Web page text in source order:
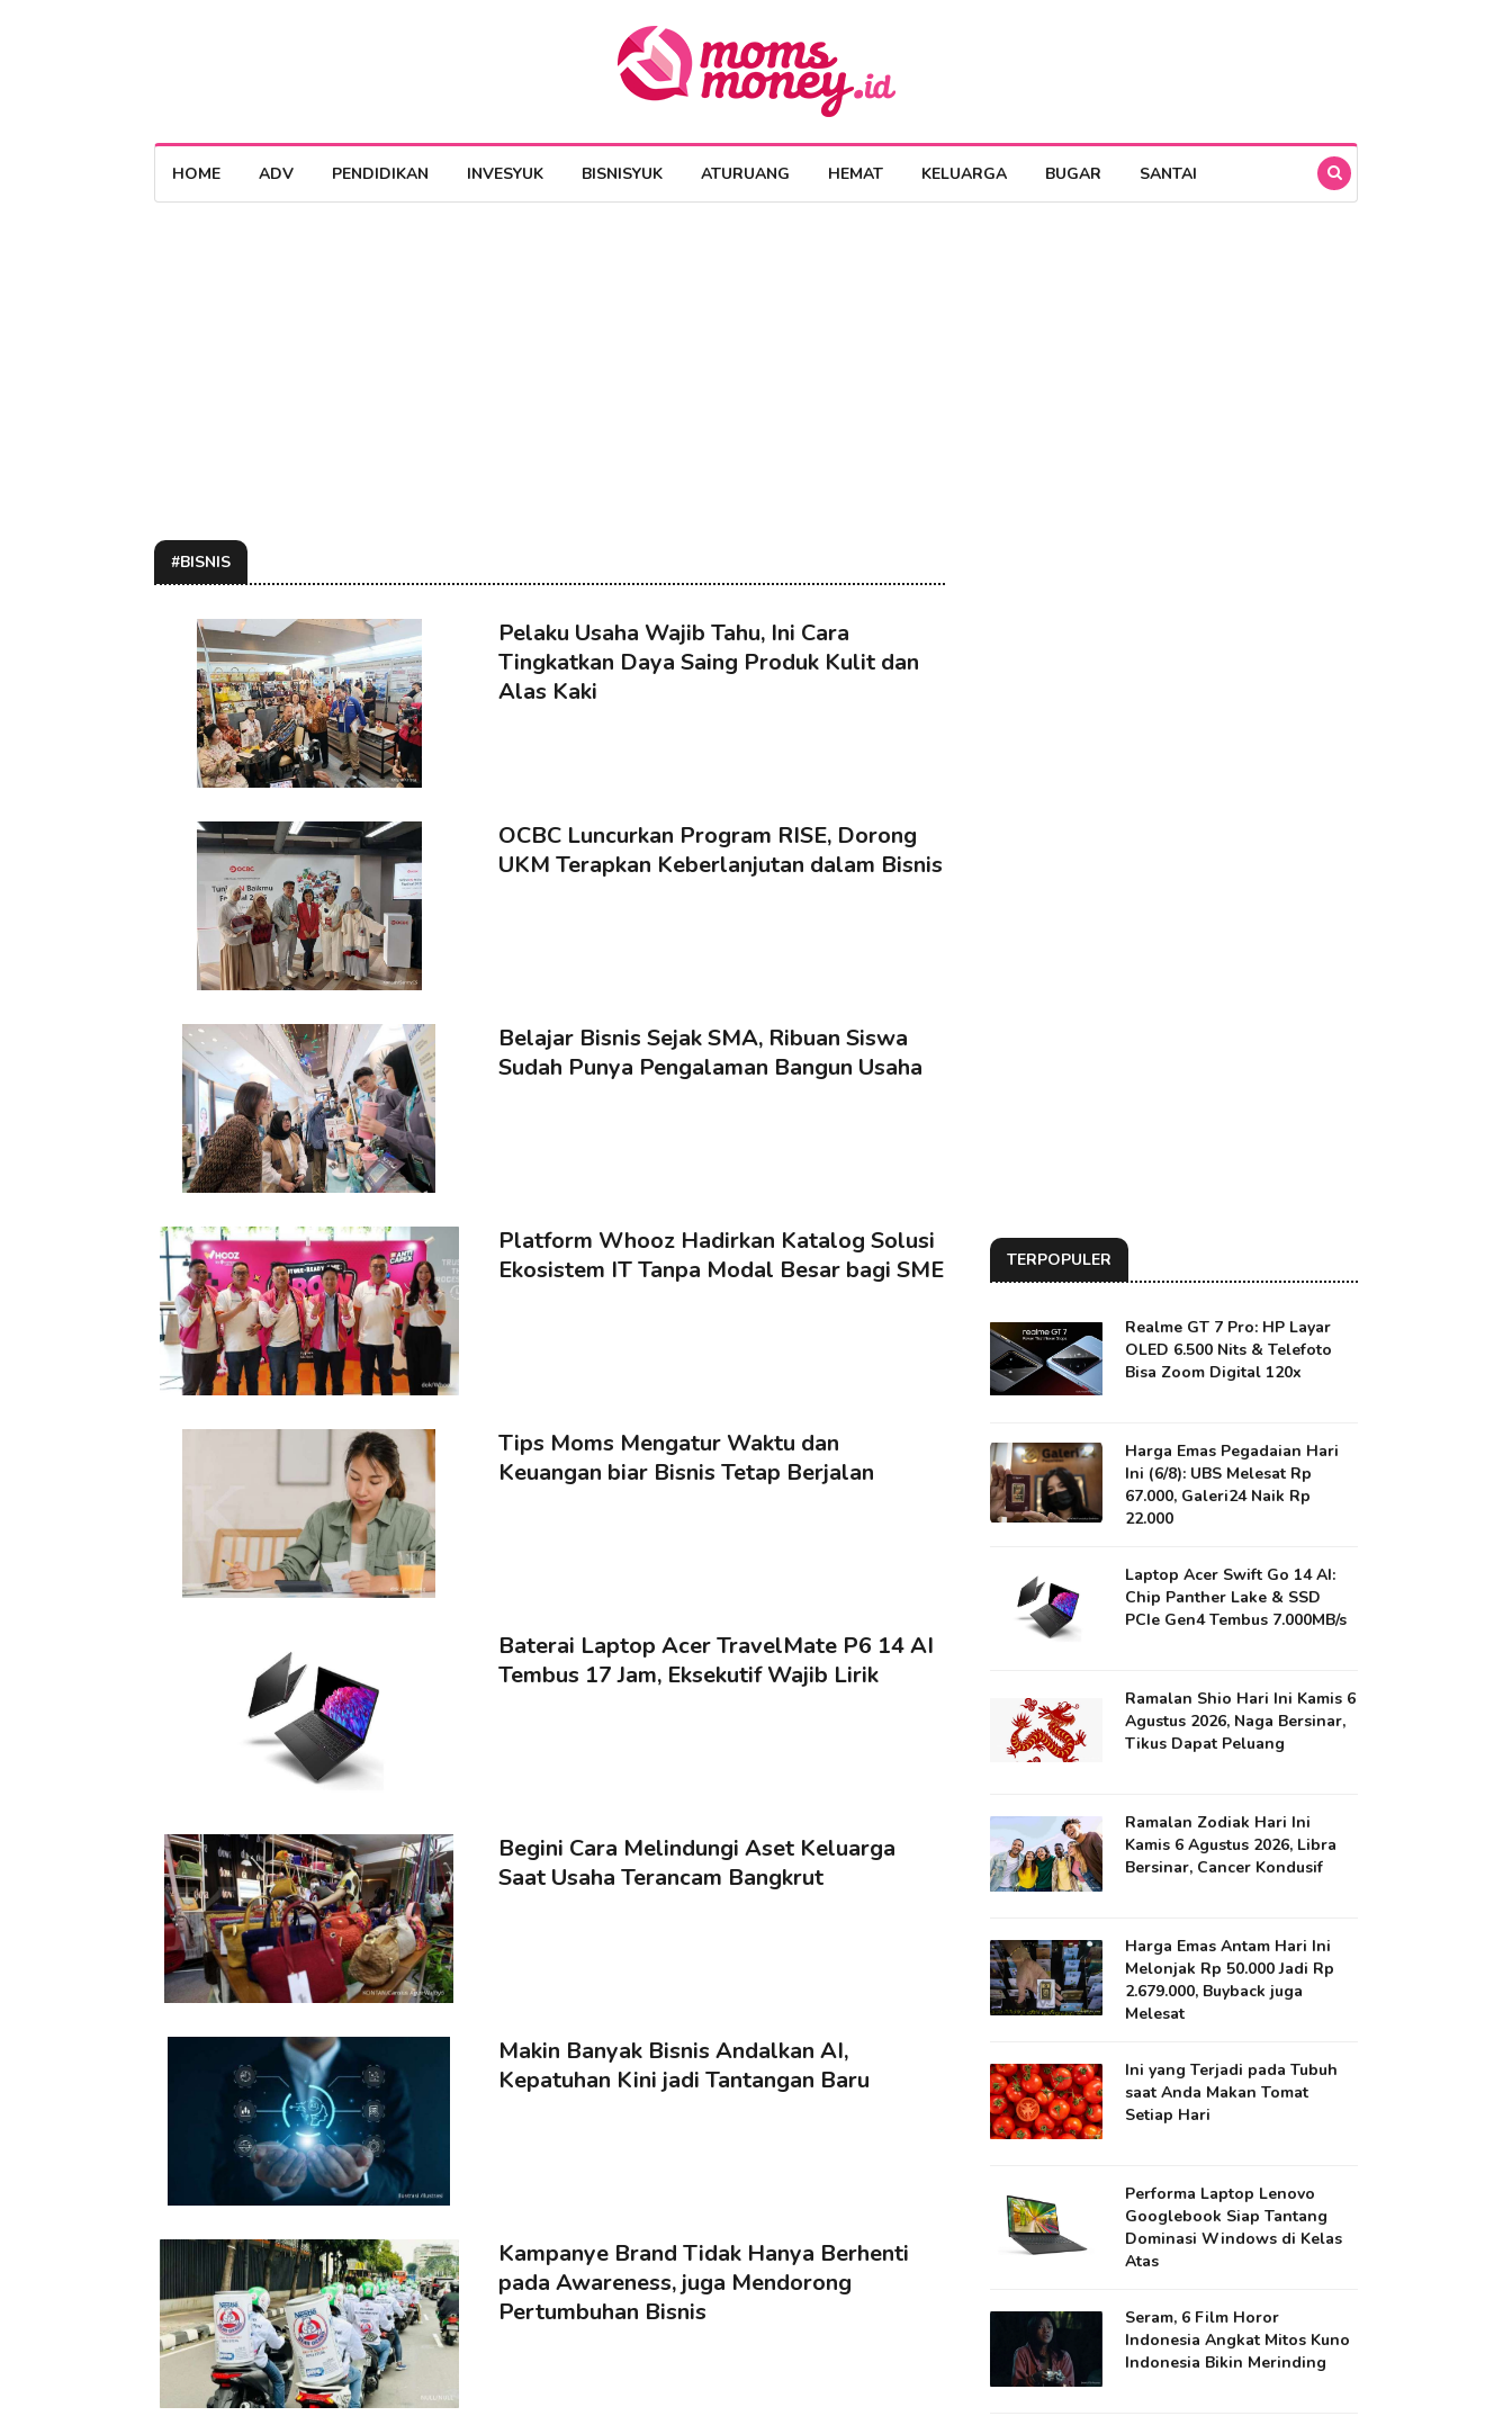
HOME ADV PENDIDIKAN INVESYUK BISNISYUK ATURUANG HEMAT KELUARGA BUGAR SANTAI
#BISNIS
Pelaku Usaha Wajib Tahu, Ini Cara
Tingkatkan Daya Saing Produk Kulit dan
Alas Kaki
OCBC Luncurkan Program RISE, Dorong
UKM Terapkan Keberlanjutan dalam Bisnis
Belajar Bisnis Sejak SMA, Ribuan Siswa
Sudah Punya Pengalaman Bangun Usaha
Platform Whooz Hadirkan Katalog Solusi
Ekosistem IT Tanpa Modal Besar bagi SME
Tips Moms Mengatur Waktu dan
Keuangan biar Bisnis Tetap Berjalan
Baterai Laptop Acer TravelMate P6 14 AI
Tembus 17 Jam, Eksekutif Wajib Lirik
Begini Cara Melindungi Aset Keluarga
Saat Usaha Terancam Bangkrut
Makin Banyak Bisnis Andalkan AI,
Kepatuhan Kini jadi Tantangan Baru
Kampanye Brand Tidak Hanya Berhenti
pada Awareness, juga Mendorong
Pertumbuhan Bisnis
TERPOPULER
Realme GT 7 Pro: HP Layar
OLED 6.500 Nits & Telefoto
Bisa Zoom Digital 120x
Harga Emas Pegadaian Hari
Ini (6/8): UBS Melesat Rp
67.000, Galeri24 Naik Rp
22.000
Laptop Acer Swift Go 14 AI:
Chip Panther Lake & SSD
PCIe Gen4 Tembus 7.000MB/s
Ramalan Shio Hari Ini Kamis 6
Agustus 2026, Naga Bersinar,
Tikus Dapat Peluang
Ramalan Zodiak Hari Ini
Kamis 6 Agustus 2026, Libra
Bersinar, Cancer Kondusif
Harga Emas Antam Hari Ini
Melonjak Rp 50.000 Jadi Rp
2.679.000, Buyback juga
Melesat
Ini yang Terjadi pada Tubuh
saat Anda Makan Tomat
Setiap Hari
Performa Laptop Lenovo
Googlebook Siap Tantang
Dominasi Windows di Kelas
Atas
Seram, 6 Film Horor
Indonesia Angkat Mitos Kuno
Indonesia Bikin Merinding